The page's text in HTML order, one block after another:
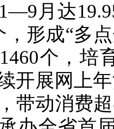
月达
，形成“多
个，培
开展网上
带动消费